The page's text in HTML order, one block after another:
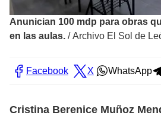
Anunician 100 mdp para obras
en las aulas. /Archivo El Sol de
Facebook X WhatsApp
Cristina Berenice Muñoz